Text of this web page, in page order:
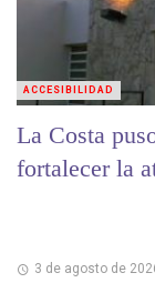
La Costa
fortalecer la
3 de agosto de
ACCESIBILIDAD